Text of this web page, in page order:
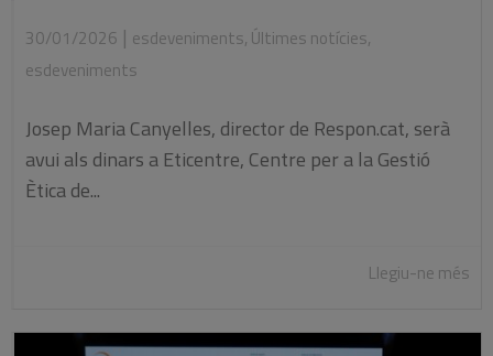
30/01/2026 | esdeveniments, Últimes notícies,
esdeveniments
Josep Maria Canyelles, director de Respon.cat, serà
avui als dinars a Eticentre, Centre per a la Gestió
Ètica de...
Llegiu-ne més